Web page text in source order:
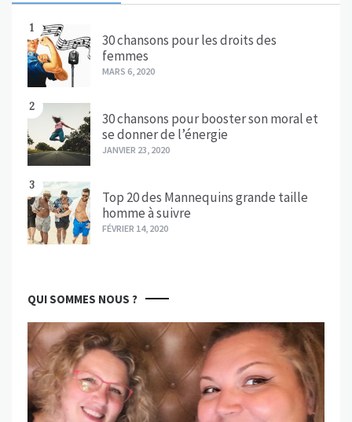
1
30 chansons pour les droits des
femmes
MARS 6, 2020
2
30 chansons pour booster son moral et
se donner de l’énergie
JANVIER 23, 2020
3
Top 20 des Mannequins grande taille
homme à suivre
FÉVRIER 14, 2020
QUI SOMMES NOUS ?